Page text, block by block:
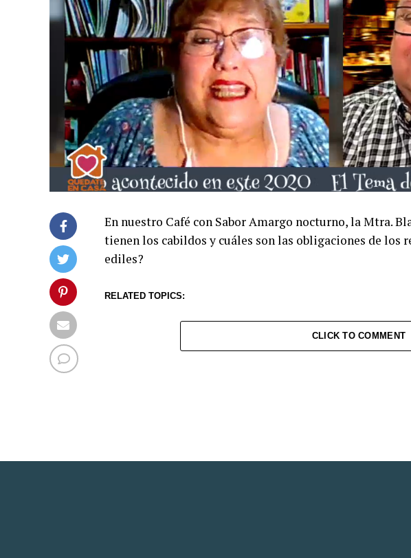
En nuestro Café con Sabor Amargo nocturno, la Mtra.
tienen los cabildos y cuáles son las obligaciones de los
ediles?
RELATED TOPICS:
CLICK TO COMMENT